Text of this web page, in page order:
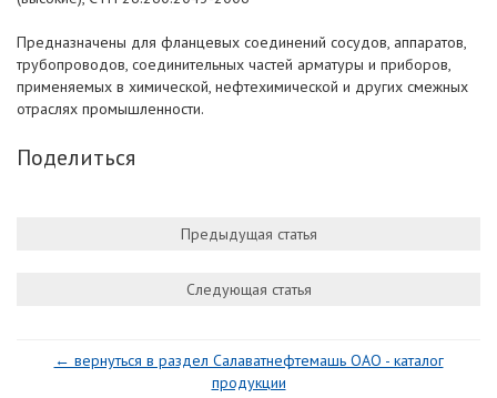
Предназначены для фланцевых соединений сосудов, аппаратов,
трубопроводов, соединительных частей арматуры и приборов,
применяемых в химической, нефтехимической и других смежных
отраслях промышленности.
Поделиться
Предыдущая статья
Следующая статья
← вернуться в раздел Салаватнефтемашь ОАО - каталог
продукции